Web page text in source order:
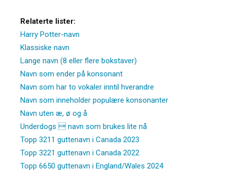
Relaterte lister:
Harry Potter-navn
Klassiske navn
Lange navn (8 eller flere bokstaver)
Navn som ender på konsonant
Navn som har to vokaler inntil hverandre
Navn som inneholder populære konsonanter
Navn uten æ, ø og å
Underdogs  navn som brukes lite nå
Topp 3211 guttenavn i Canada 2023
Topp 3221 guttenavn i Canada 2022
Topp 6650 guttenavn i England/Wales 2024